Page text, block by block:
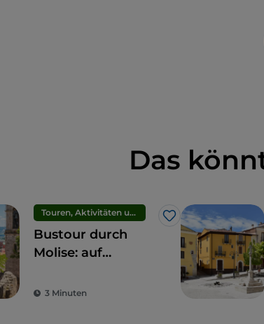
Das
Touren, Aktivitäten und Erlebnisse
Like
Bustour durch
Molise: auf
Weise zu den
3 Minuten